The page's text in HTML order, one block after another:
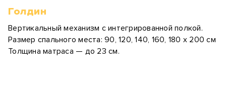
Голдин
Вертикальный механизм с интегрированной полкой.
Размер спального места: 90, 120, 140, 160, 180 х 200 см
Толщина матраса — до 23 см.